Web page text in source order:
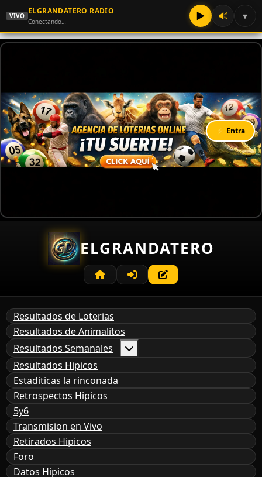
VIVO
ELGRANDATERO RADIO
Conectando… ▶ 🔊 ▾
⚡ Entra
ELGRANDATERO
Resultados de Loterias
Resultados de Animalitos
Resultados Semanales
Resultados Hipicos
Estaditicas la rinconada
Retrospectos Hipicos
5y6
Transmision en Vivo
Retirados Hipicos
Foro
Datos Hipicos